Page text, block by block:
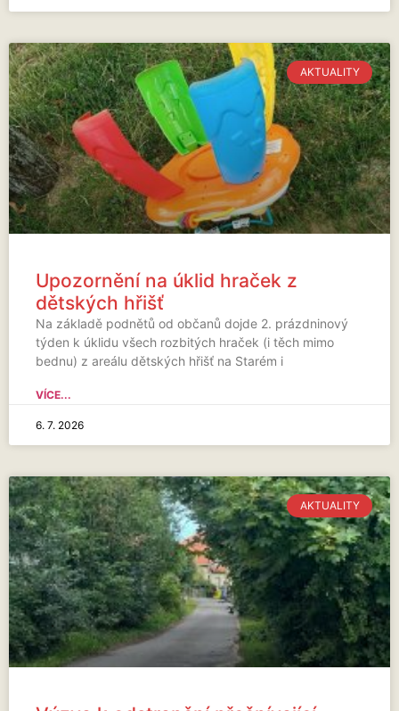
AKTUALITY
Upozornění na úklid hraček z
dětských hřišť
Na základě podnětů od občanů dojde 2. prázdninový
týden k úklidu všech rozbitých hraček (i těch mimo
bednu) z areálu dětských hřišť na Starém i
VÍCE...
6. 7. 2026
AKTUALITY